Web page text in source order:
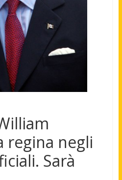
regina negli
Sarà